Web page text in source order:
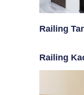
Railing
Railing